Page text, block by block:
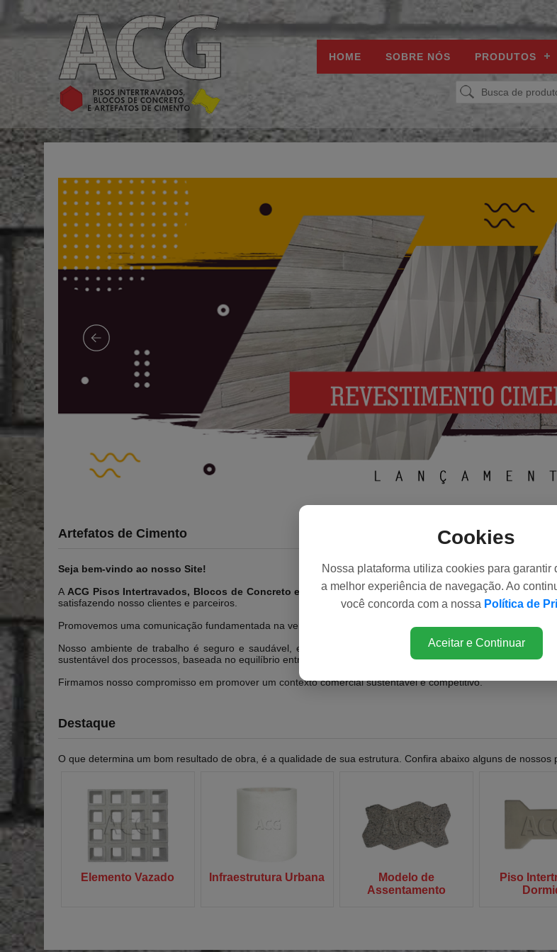
HOME SOBRE NÓS PRODUTOS
Cookies
Nossa plataforma utiliza cookies para garantir
a melhor experiência de navegação. Ao
você concorda com a nossa Política de
Aceitar e Continuar
Artefatos de Cimento
Seja bem-vindo ao nosso Site!
A ACG Pisos Intertravados, Blocos de Concreto e Artefatos de Cimentoatua com transparência e
satisfazendo nosso clientes e parceiros.
Promovemos uma comunicação fundamentada na veracidade das informações e dos fatos.
Nosso ambiente de trabalho é seguro e saudável, estimulamos a iniciativa, a criatividade e o
sustentável dos processos, baseada no equilíbrio entre as dimensões econômicas, sociais e ambientais.
Firmamos nosso compromisso em promover um contexto comercial sustentável e competitivo.
Destaque
O que determina um bom resultado de obra, é a qualidade de sua estrutura. Confira abaixo alguns de nossos
Elemento Vazado Infraestrutura Urbana
Modelo de
Assentamento
Piso